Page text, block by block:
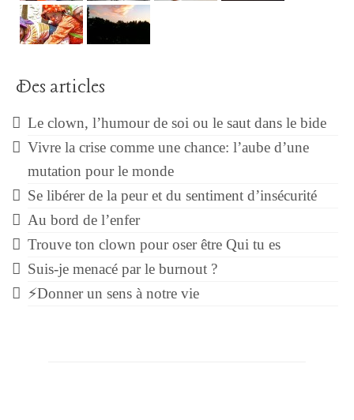
Des articles
Le clown, l’humour de soi ou le saut dans le bide
Vivre la crise comme une chance: l’aube d’une
mutation pour le monde
Se libérer de la peur et du sentiment d’insécurité
Au bord de l’enfer
Trouve ton clown pour oser être Qui tu es
Suis-je menacé par le burnout ?
⚡Donner un sens à notre vie